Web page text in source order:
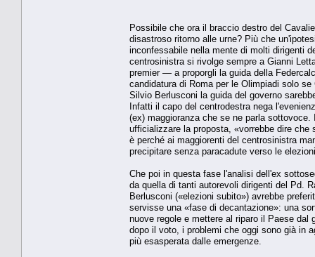
Possibile che ora il braccio destro del
disastroso ritorno alle urne? Più che
inconfessabile nella mente di molti dirigenti
centrosinistra si rivolge sempre a Gianni
premier — a proporgli la guida della
candidatura di Roma per le Olimpiadi solo
Silvio Berlusconi la guida del governo
Infatti il capo del centrodestra nega
(ex) maggioranza che se ne parla
ufficializzare la proposta, «vorrebbe dire
è perché ai maggiorenti del centrosinistra
precipitare senza paracadute verso le
Che poi in questa fase l'analisi dell'ex
da quella di tanti autorevoli dirigenti del Pd.
Berlusconi («elezioni subito») avrebbe
servisse una «fase di decantazione»: una
nuove regole e mettere al riparo il Paese
dopo il voto, i problemi che oggi sono già in
più esasperata dalle emergenze.